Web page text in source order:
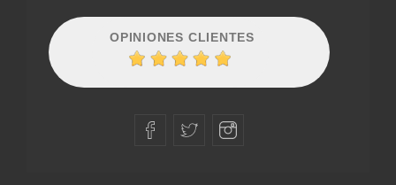
OPINIONES CLIENTES